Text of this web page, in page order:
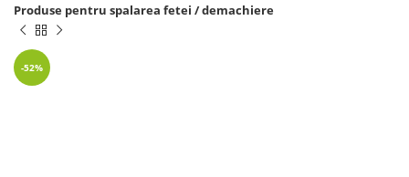
Produse pentru spalarea fetei / demachiere
-52%